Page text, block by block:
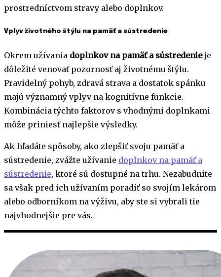
prostredníctvom stravy alebo doplnkov.
Vplyv životného štýlu na pamäť a sústredenie
Okrem užívania doplnkov na pamäť a sústredenieje
dôležité venovať pozornosť aj životnému štýlu.
Pravidelný pohyb, zdravá strava a dostatok spánku
majú významný vplyv na kognitívne funkcie.
Kombinácia týchto faktorov s vhodnými doplnkami
môže priniesť najlepšie výsledky.
Ak hľadáte spôsoby, ako zlepšiť svoju pamäť a
sústredenie, zvážte užívanie doplnkov na pamäť a
sústredenie, ktoré sú dostupné na trhu. Nezabudnite
sa však pred ich užívaním poradiť so svojím lekárom
alebo odborníkom na výživu, aby ste si vybrali tie
najvhodnejšie pre vás.